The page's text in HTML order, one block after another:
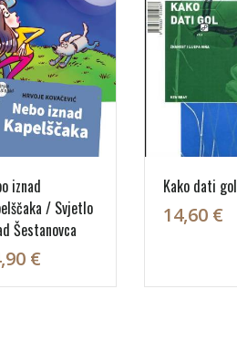
iznad
/ Svjetlo
Šestanovca
€
Kako dati gol
14,60 €